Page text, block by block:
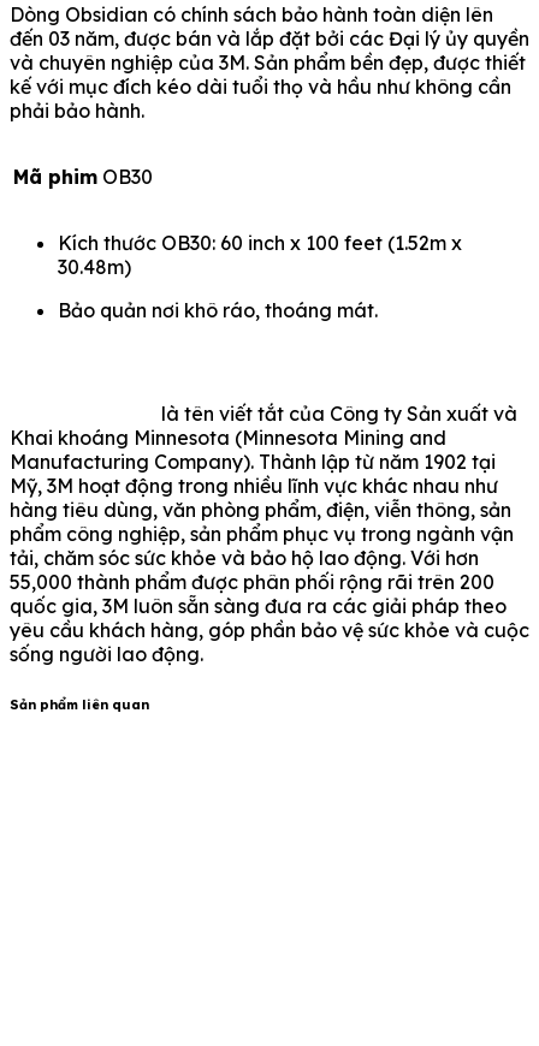
Dòng Obsidian có chính sách bảo hành toàn diện lên
đến 03 năm, được bán và lắp đặt bởi các Đại lý ủy quyền
và chuyên nghiệp của 3M. Sản phẩm bền đẹp, được thiết
kế với mục đích kéo dài tuổi thọ và hầu như không cần
phải bảo hành.
Mã phim OB30
Kích thước OB30: 60 inch x 100 feet (1.52m x
30.48m)
Bảo quản nơi khô ráo, thoáng mát.
là tên viết tắt của Công ty Sản xuất và
Khai khoáng Minnesota (Minnesota Mining and
Manufacturing Company). Thành lập từ năm 1902 tại
Mỹ, 3M hoạt động trong nhiều lĩnh vực khác nhau như
hàng tiêu dùng, văn phòng phẩm, điện, viễn thông, sản
phẩm công nghiệp, sản phẩm phục vụ trong ngành vận
tải, chăm sóc sức khỏe và bảo hộ lao động. Với hơn
55,000 thành phẩm được phân phối rộng rãi trên 200
quốc gia, 3M luôn sẵn sàng đưa ra các giải pháp theo
yêu cầu khách hàng, góp phần bảo vệ sức khỏe và cuộc
sống người lao động.
Sản phẩm liên quan